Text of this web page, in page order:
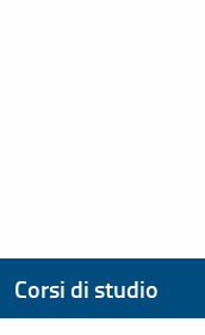
Corsi di studio